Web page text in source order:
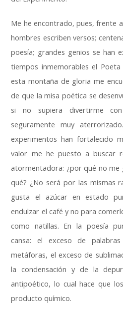
Me he encontrado,pues,frente
hombres escriben versos;
poesía; grandes genios se han
tiempos inmemorables el Poeta
esta montaña de gloria me
de que la misa poética se
si no supiera divertirme
seguramente muy aterrorizado
experimentos han fortalecido
valor me he puesto a buscar
atormentadora: ¿por qué no me
qué? ¿No será por las mismas
gusta el azúcar en estado
endulzar el café y no para
como natillas. En la poesía
cansa:el exceso de palabras
metáforas, el exceso de
la condensación y de la
antipoético,lo cual hace que
producto químico.